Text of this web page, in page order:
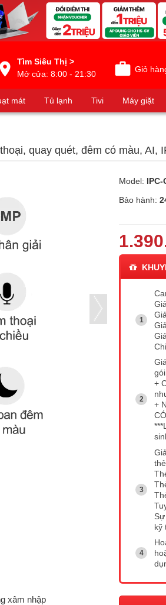
Tìm Siêu Thị >
Mở cửa: 8:00 - 21:30
Giỏ
mát Tủ lạnh Tivi Máy giặt
quay quét, đêm có màu, AI,
xâm nhập
Model: IPC-
Bảo hành:
+
+
kỹ